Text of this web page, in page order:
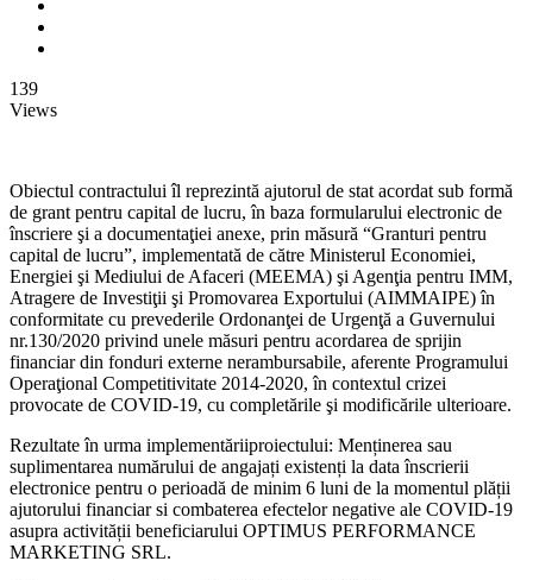
139
Views
Obiectul contractului îl reprezintă ajutorul de stat acordat sub formă
de grant pentru capital de lucru, în baza formularului electronic de
înscriere şi a documentaţiei anexe, prin măsură “Granturi pentru
capital de lucru”, implementată de către Ministerul Economiei,
Energiei şi Mediului de Afaceri (MEEMA) şi Agenţia pentru IMM,
Atragere de Investiţii şi Promovarea Exportului (AIMMAIPE) în
conformitate cu prevederile Ordonanţei de Urgenţă a Guvernului
nr.130/2020 privind unele măsuri pentru acordarea de sprijin
financiar din fonduri externe nerambursabile, aferente Programului
Operaţional Competitivitate 2014-2020, în contextul crizei
provocate de COVID-19, cu completările şi modificările ulterioare.
Rezultate în urma implementăriiproiectului: Menținerea sau
suplimentarea numărului de angajați existenți la data înscrierii
electronice pentru o perioadă de minim 6 luni de la momentul plății
ajutorului financiar si combaterea efectelor negative ale COVID-19
asupra activității beneficiarului OPTIMUS PERFORMANCE
MARKETING SRL.